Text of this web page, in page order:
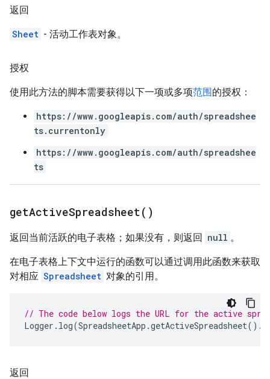
返回
Sheet - 活动工作表对象。
授权
使用此方法的脚本需要获得以下一项或多项范围的授权：
https://www.googleapis.com/auth/spreadshee
ts.currentonly
https://www.googleapis.com/auth/spreadshee
ts
getActiveSpreadsheet( )
返回当前活跃的电子表格；如果没有，则返回 null 。
在电子表格上下文中运行的函数可以通过调用此函数来获取
对相应 Spreadsheet 对象的引用。
// The code below logs the URL for the active
Logger . log(SpreadsheetApp .getActiveSpreadsheet().
返回